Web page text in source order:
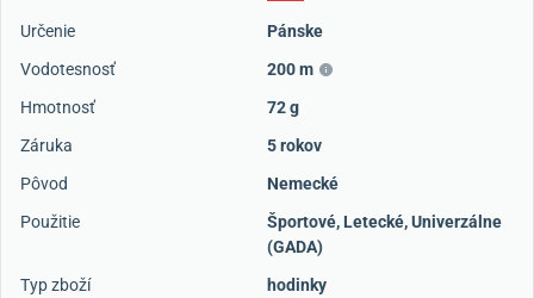
Určenie
Pánske
Vodotesnosť
200 m
Hmotnosť
72 g
Záruka
5 rokov
Pôvod
Nemecké
Použitie
Športové, Letecké,Univerzálne
(GADA)
Typ zboží
hodinky